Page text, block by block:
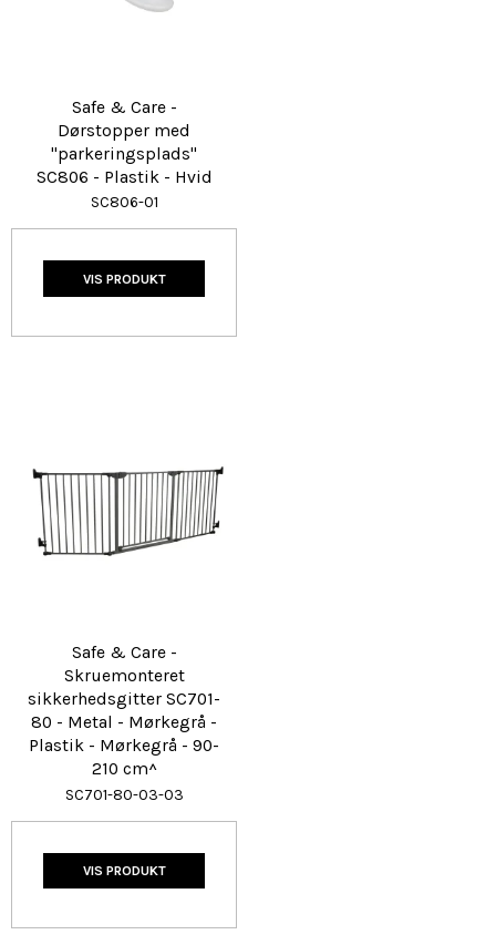
Safe & Care -
Dørstopper med
"parkeringsplads"
SC806 - Plastik - Hvid
SC806-01
VIS PRODUKT
Safe & Care -
Skruemonteret
sikkerhedsgitter SC701-
80 - Metal - Mørkegrå -
Plastik - Mørkegrå - 90-
210 cm^
SC701-80-03-03
VIS PRODUKT